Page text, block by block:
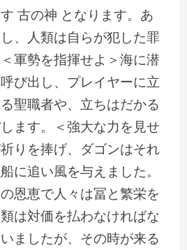
古の神 となります。あ
、人類は自らが犯した罪
軍勢を指揮せよ＞海に潜
び出し、プレイヤーに立
聖職者や、立ちはだかる
ます。＜強大な力を見せ
りを捧げ、ダゴンはそれ
に追い風を与えました。
恩恵で人々は冨と繁栄を
は対価を払わなければな
ましたが、その時が来る